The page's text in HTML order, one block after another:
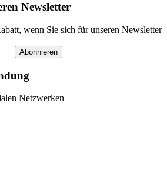
Newsletter
wenn Sie sich für unseren Newsletter
Abonnieren
Netzwerken